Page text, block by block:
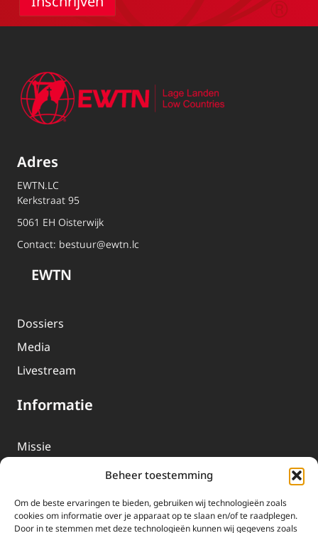
Beheer toestemming
Om de beste ervaringen te bieden, gebruiken wij technologieën zoals
cookies om informatie over je apparaat op te slaan en/of te raadplegen.
Door in te stemmen met deze technologieën kunnen wij gegevens zoals
Adres
EWTN.LC
Kerkstraat 95
5061 EH Oisterwijk
Contact: bestuur@ewtn.lc
EWTN
Dossiers
Media
Livestream
Informatie
Missie
EWTN-Team